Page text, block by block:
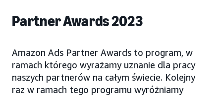
Partner Awards 2023
Amazon Ads Partner Awards to program, w
ramach którego wyrażamy uznanie dla pracy
naszych partnerów na całym świecie. Kolejny
raz w ramach tego programu wyróżniamy